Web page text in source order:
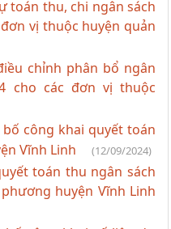
toán thu, chi ngân sách
vị thuộc huyện quản
chỉnh phân bổ ngân
cho các đơn vị thuộc
bố công khai quyết toán
Vĩnh Linh
(12/09/2024)
toán thu ngân sách
huyện Vĩnh Linh